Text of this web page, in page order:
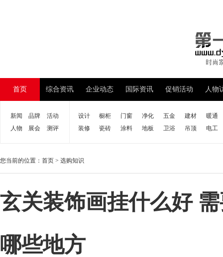
首页 综合资讯 企业动态 国际资讯 促销活动 人物
新闻 品牌
活动
人物
展会 测评
设计 橱柜 门窗 净化 五金 建材
暖通
装修
瓷砖 涂料 地板 卫浴 吊顶 电工
您当前的位置： 首页 > 选购知识
玄关装饰画挂什么好
哪些地方